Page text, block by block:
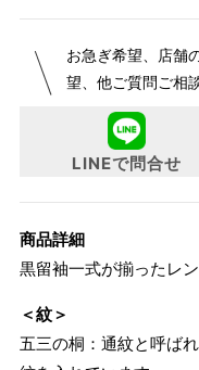
お急ぎ希望、店舗
望、他ご質問ご相
LINEで問合せ
商品詳細
黒留袖一式が揃ったレ
＜紋＞
五三の桐：通紋と呼ば